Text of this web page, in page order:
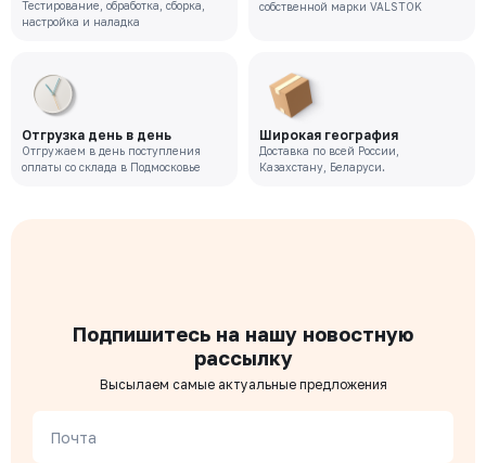
Тестирование, обработка, сборка,
настройка и наладка
собственной марки VALSTOK
Отгрузка день в день
Отгружаем в день поступления
оплаты со склада в Подмосковье
Широкая география
Доставка по всей России,
Казахстану, Беларуси.
Подпишитесь на нашу новостную
рассылку
Высылаем самые актуальные предложения
Почта